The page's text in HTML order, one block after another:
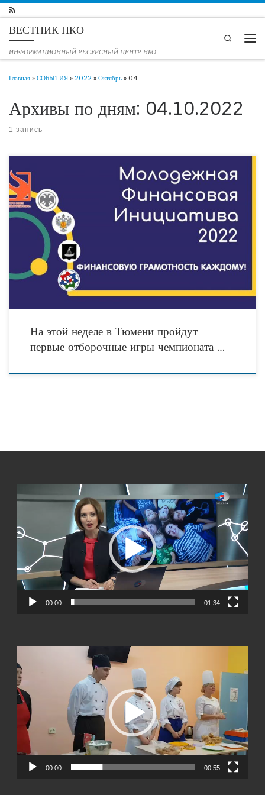
Перейти к содержимому
ВЕСТНИК НКО
ИНФОРМАЦИОННЫЙ РЕСУРСНЫЙ ЦЕНТР НКО
Search
Главная»СОБЫТИЯ»2022»Октябрь» 04
Архивы по дням: 04.10.2022
1 запись
В ближайшую субботу 8 октября 2022 года в Тюмени стартует IV чемпионат
Тюмени по финансовой грамотности среди молодежи в рамках проекта
«Молодежная Финансовая Инициатива». Проект
На этой неделе в Тюмени пройдут
первые отборочные игры чемпионата …
00:00 01:34
00:00 00:55